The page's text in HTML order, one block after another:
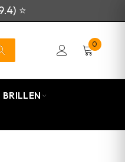
⭐
0
BRILLEN